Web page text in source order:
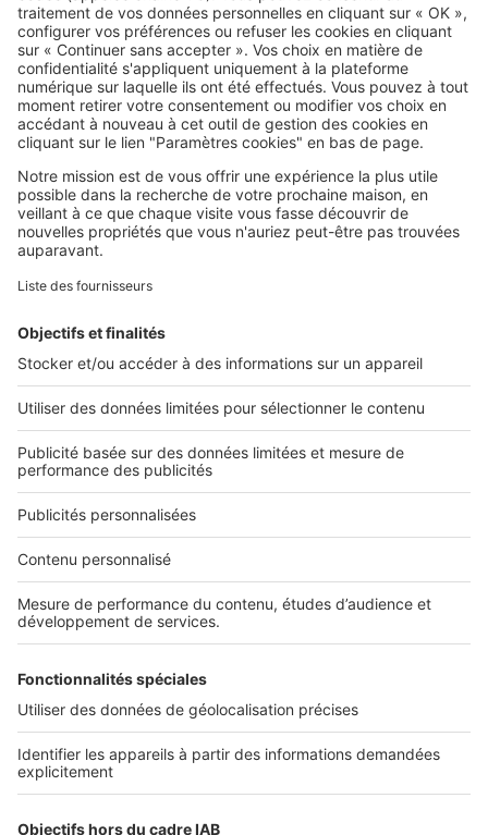
SeLoger c'est aussi
Retrouvez-nous sur ...
L'ENTREPRISE
Qui sommes-nous ?
Nous contacter
Nous recrutons
NOS APPLICATIONS
Découvrez nos applications
Tous nos services pro
Accès client
Mes annonces sur SeLoger
À DÉCOUVRIR